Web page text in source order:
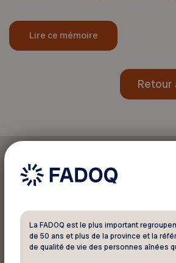
Lire ce mémoire
Retour
Imprimer cet
Partager sur :
La FADOQ est le plus important
de 50 ans et plus de la province et la
de qualité de vie des personnes aînées